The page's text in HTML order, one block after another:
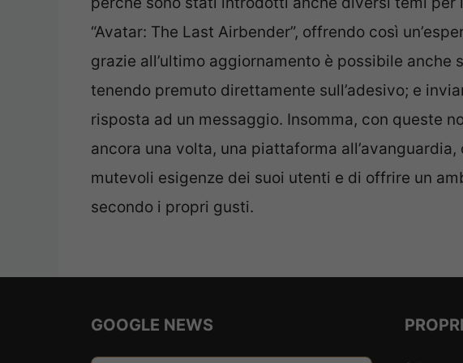
“Avatar: The Last Airbender”, offrendo così
grazie all’ultimo aggiornamento è possibile anche
tenendo premuto direttamente sull’adesivo; e
risposta ad un messaggio. Insomma, con queste
ancora una volta, una piattaforma
mutevoli esigenze dei suoi utenti e di offrire un
secondo i propri gusti.
GOOGLE NEWS